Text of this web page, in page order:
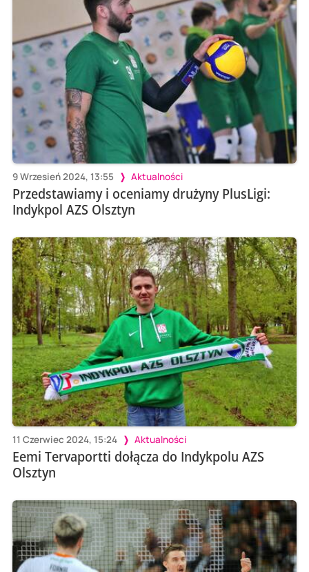
9 Wrzesień 2024, 13:55 Aktualności
Przedstawiamy i oceniamy drużyny PlusLigi:
Indykpol AZS Olsztyn
11 Czerwiec 2024, 15:24 Aktualności
Eemi Tervaportti dołącza do Indykpolu AZS
Olsztyn